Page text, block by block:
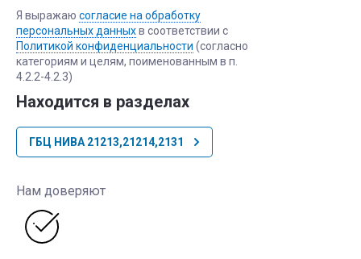
Я выражаю согласие на обработку
персональных данныхв соответствии с
Политикой конфиденциальности (согласно
категориям и целям, поименованным в п.
4.2.2-4.2.3)
Находится в разделах
ГБЦ НИВА 21213,21214,2131
Нам доверяют